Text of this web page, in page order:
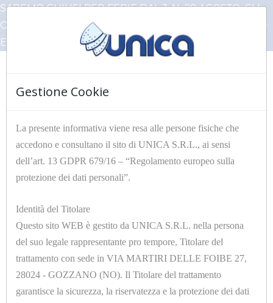
SAREMO CHIUSI PER FERIE DAL 3 AL 28 AGOSTO, GLI
ORDINI PERVENUTI IN QUESTO PERIODO VERRANNO
EVASI AL NOSTRO RIENTRO
☰
HOME Articoli Unica
Filtri
12 di 3022 risultati
Gestione Cookie
La presente informativa viene resa alle persone fisiche che
accedono e consultano il sito di UNICA S.R.L., ai sensi
dell’art. 13 GDPR 679/16 – “Regolamento europeo sulla
protezione dei dati personali”.
Identità del Titolare
Questo sito WEB è gestito da UNICA S.R.L. nella persona
del suo legale rappresentante pro tempore, Titolare del
trattamento con sede in VIA MARTIRI DELLE FOIBE 27,
28024 - GOZZANO (NO). Il Titolare del trattamento
garantisce la sicurezza, la riservatezza e la protezione dei dati